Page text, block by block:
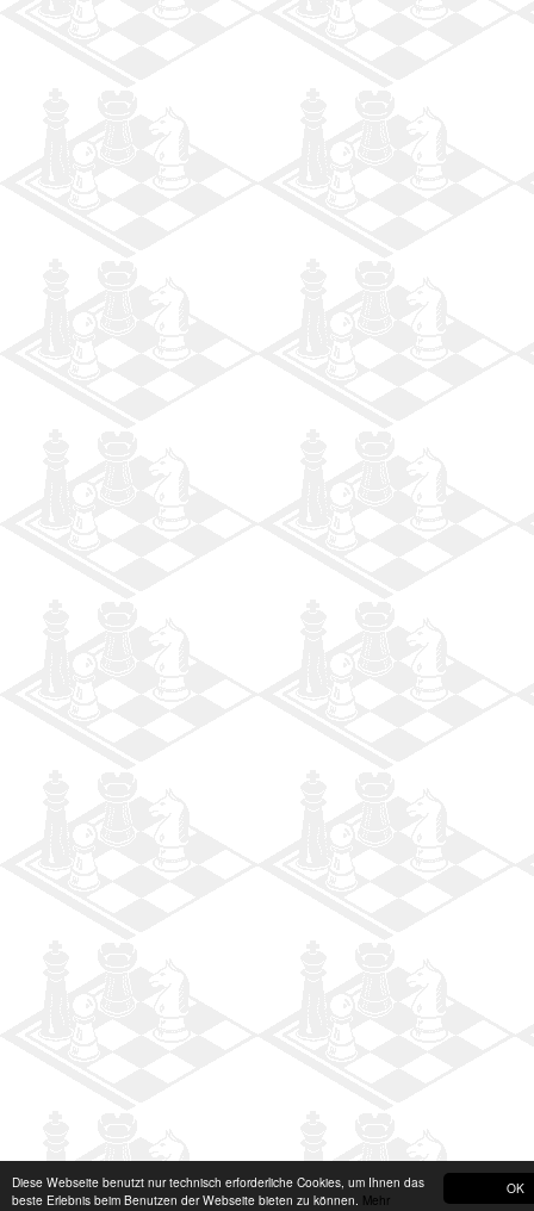
OK
Diese Webseite benutzt nur technisch erforderliche Cookies, um Ihnen das
beste Erlebnis beim Benutzen der Webseite bieten zu können. Mehr